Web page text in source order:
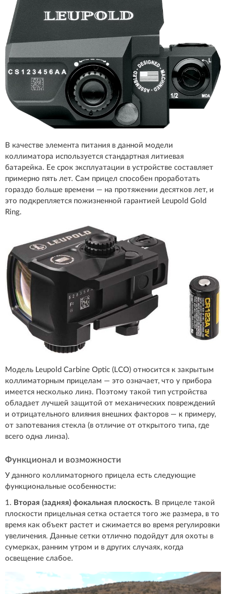
В качестве элемента питания в данной модели
коллиматора используется стандартная литиевая
батарейка. Ее срок эксплуатации в устройстве составляет
примерно пять лет. Сам прицел способен проработать
гораздо больше времени — на протяжении десятков лет, и
это подкрепляется пожизненной гарантией Leupold Gold
Ring.
Модель Leupold Carbine Optic (LCO) относится к закрытым
коллиматорным прицелам — это означает, что у прибора
имеется несколько линз. Поэтому такой тип устройства
обладает лучшей защитой от механических повреждений
и отрицательного влияния внешних факторов — к примеру,
от запотевания стекла (в отличие от открытого типа, где
всего одна линза).
Функционал и возможности
У данного коллиматорного прицела есть следующие
функциональные особенности:
1. Вторая (задняя) фокальная плоскость. В прицеле такой
плоскости прицельная сетка остается того же размера, в то
время как объект растет и сжимается во время регулировки
увеличения. Данные сетки отлично подойдут для охоты в
сумерках, ранним утром и в других случаях, когда
освещение слабое.